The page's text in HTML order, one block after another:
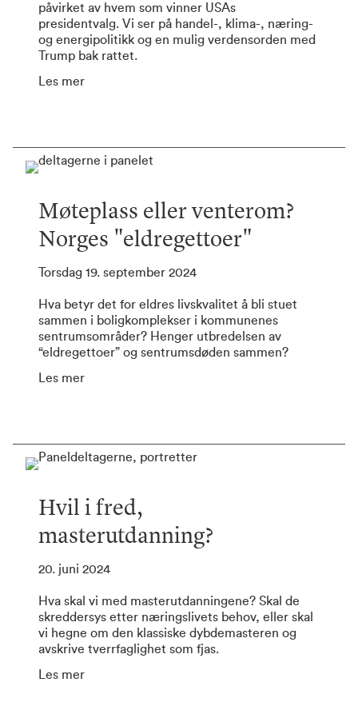
påvirket av hvem som vinner USAs
presidentvalg. Vi ser på handel-, klima-, næring-
og energipolitikk og en mulig verdensorden med
Trump bak rattet.
Les mer
Møteplass eller venterom?
Norges "eldregettoer"
Torsdag 19. september 2024
Hva betyr det for eldres livskvalitet å bli stuet
sammen i boligkomplekser i kommunenes
sentrumsområder? Henger utbredelsen av
“eldregettoer” og sentrumsdøden sammen?
Les mer
Hvil i fred,
masterutdanning?
20. juni 2024
Hva skal vi med masterutdanningene? Skal de
skreddersys etter næringslivets behov, eller skal
vi hegne om den klassiske dybdemasteren og
avskrive tverrfaglighet som fjas.
Les mer